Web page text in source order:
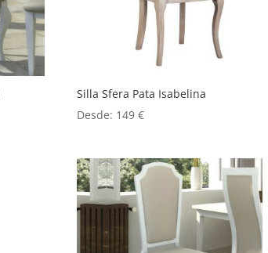
Silla Sfera Pata Isabelina
Desde: 149€